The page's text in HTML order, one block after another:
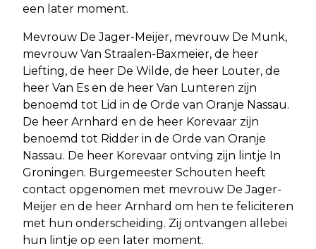
een later moment.
Mevrouw De Jager-Meijer, mevrouw De Munk,
mevrouw Van Straalen-Baxmeier, de heer
Liefting, de heer De Wilde, de heer Louter, de
heer Van Es en de heer Van Lunteren zijn
benoemd tot Lid in de Orde van Oranje Nassau.
De heer Arnhard en de heer Korevaar zijn
benoemd tot Ridder in de Orde van Oranje
Nassau. De heer Korevaar ontving zijn lintje In
Groningen. Burgemeester Schouten heeft
contact opgenomen met mevrouw De Jager-
Meijer en de heer Arnhard om hen te feliciteren
met hun onderscheiding. Zij ontvangen allebei
hun lintje op een later moment.